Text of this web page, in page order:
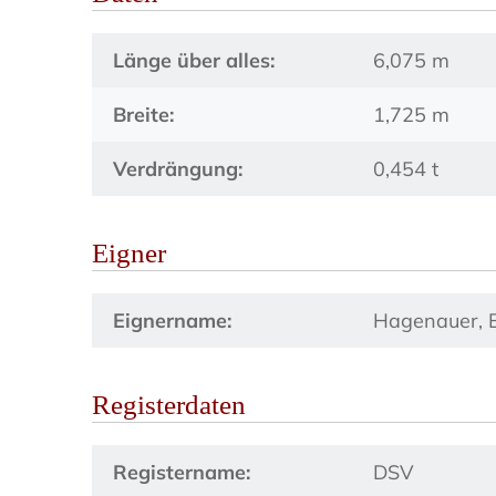
Länge über alles: 6,075 m
Breite: 1,725 m
Verdrängung: 0,454 t
Eigner
Eignername: Hagenauer,
Registerdaten
Registername: DSV